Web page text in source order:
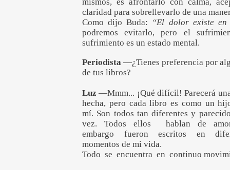
claridad para sobrellevarlo de una
Como dijo Buda: “El dolor existe
podremos evitarlo, pero el
sufrimiento es un estado mental.
Periodista —¿Tienes preferencia por
de tus libros?
Luz —Mmm... ¡Qué difícil! Parecerá
hecha, pero cada libro es como un
mí. Son todos tan diferentes y
vez. Todos ellos hablan de
embargo fueron escritos en
momentos de mi vida.
Todo se encuentra en continuo